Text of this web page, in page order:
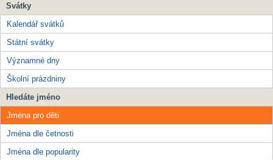
Svátky
Kalendář svátků
Státní svátky
Významné dny
Školní prázdniny
Hledáte jméno
Jména pro děti
Jména dle četnosti
Jména dle popularity